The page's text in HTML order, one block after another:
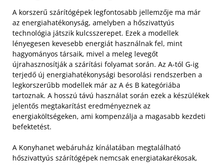
A korszerű szárítógépek legfontosabb jellemzője ma már
az energiahatékonyság, amelyben a hőszivattyús
technológia játszik kulcsszerepet. Ezek a modellek
lényegesen kevesebb energiát használnak fel, mint
hagyományos társaik, mivel a meleg levegőt
újrahasznosítják a szárítási folyamat során. Az A-tól G-ig
terjedő új energiahatékonysági besorolási rendszerben a
legkorszerűbb modellek már az A és B kategóriába
tartoznak. A hosszú távú használat során ezek a készülékek
jelentős megtakarítást eredményeznek az
energiaköltségeken, ami kompenzálja a magasabb kezdeti
befektetést.
A Konyhanet webáruház kínálatában megtalálható
hőszivattyús szárítógépek nemcsak energiatakarékosak,